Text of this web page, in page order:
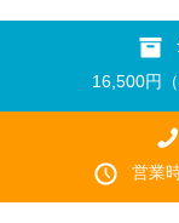
16,500円
営業